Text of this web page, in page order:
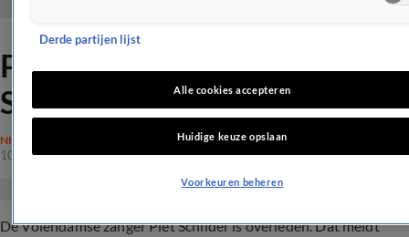
Palingpop-zanger Piet
Schilder (62) overleden
NIEUWS
10 aug 2017, 13:56
De Volendamse zanger Piet Schilder is overleden. Dat meldt
Derde partijen lijst
Alle cookies accepteren
Huidige keuze opslaan
Voorkeuren beheren